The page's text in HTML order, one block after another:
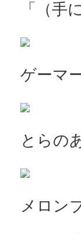
「（手
ゲーマ
とらの
メロン